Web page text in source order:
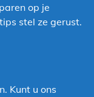
op je
stel ze gerust.
Kunt u ons